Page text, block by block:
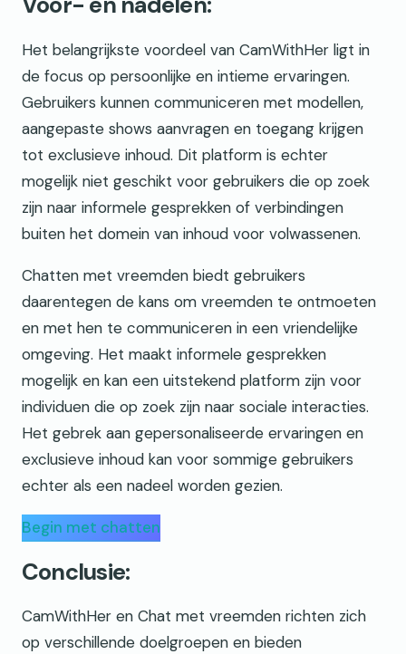
Het belangrijkste voordeel van CamWithHer ligt in
de focus op persoonlijke en intieme ervaringen.
Gebruikers kunnen communiceren met modellen,
aangepaste shows aanvragen en toegang krijgen
tot exclusieve inhoud. Dit platform is echter
mogelijk niet geschikt voor gebruikers die op zoek
zijn naar informele gesprekken of verbindingen
buiten het domein van inhoud voor volwassenen.
Chatten met vreemden biedt gebruikers
daarentegen de kans om vreemden te ontmoeten
en met hen te communiceren in een vriendelijke
omgeving. Het maakt informele gesprekken
mogelijk en kan een uitstekend platform zijn voor
individuen die op zoek zijn naar sociale interacties.
Het gebrek aan gepersonaliseerde ervaringen en
exclusieve inhoud kan voor sommige gebruikers
echter als een nadeel worden gezien.
Begin met chatten
Conclusie:
CamWithHer en Chat met vreemden richten zich
op verschillende doelgroepen en bieden